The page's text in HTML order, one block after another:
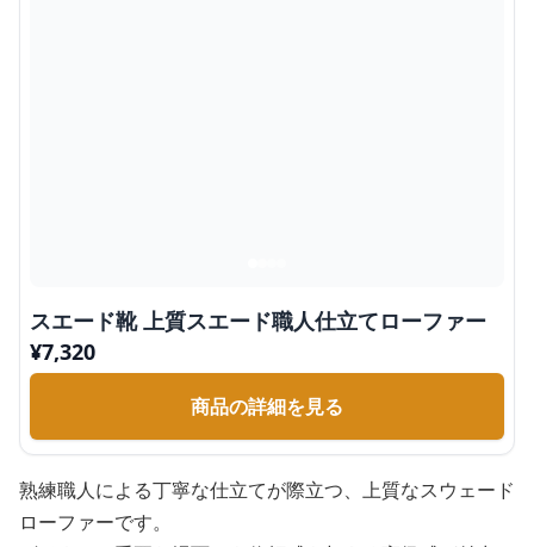
スエード靴 上質スエード職人仕立てローファー
¥7,320
商品の詳細を見る
熟練職人による丁寧な仕立てが際立つ、上質なスウェード
ローファーです。